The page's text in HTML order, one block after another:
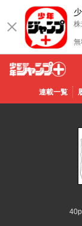
株
少年ジ
ャンプ
連載一覧